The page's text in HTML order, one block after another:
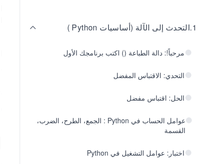
1
.التحدث إلى الآلة (أساسيات Python )
مرحباً!: دالة الطباعة () اكتب برنامجك الأول
التحدي: الاقتباس المفضل
الحل: اقتباس مفضل
عوامل الحساب في Python : الجمع، الطرح، الضرب،
القسمة
اختبار: عوامل التشغيل في Python